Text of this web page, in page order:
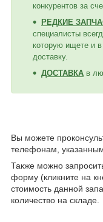
конкурентов за
РЕДКИЕ
специалисты
которую ищете и в
доставку.
ДОСТАВКА в
Вы можете
телефонам,
Также можно
форму (кликните на
стоимость данной
количество на складе.